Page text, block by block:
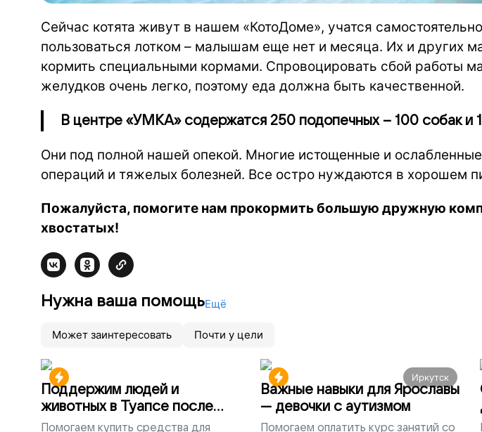
Сейчас котята живут в нашем «КотоДоме», учатся
пользоваться лотком – малышам еще нет и месяца. Их и других
кормить специальными кормами. Спровоцировать сбой работы
желудков очень легко, поэтому еда должна быть качественной.
В центре «УМКА» содержатся 250 подопечных – 100 собак и
Они под полной нашей опекой. Многие истощенные и
операций и тяжелых болезней. Все остро нуждаются в хорошем
Пожалуйста, помогите нам прокормить большую дружную
хвостатых!
Нужна ваша помощьЕщё
Может заинтересовать Почти у цели
Поддержим людей и
животных в Туапсе после
разлива мазута
Помогаем купить средства для
Иркутск
Важные навыки для Ярославы
— девочки с аутизмом
Помогаем оплатить курс занятий со